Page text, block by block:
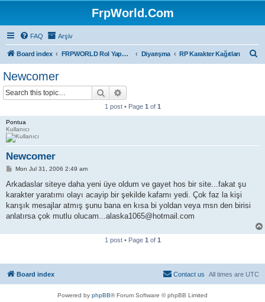
FrpWorld.Com
FAQ Arşiv
Board index FRPWORLD Rol Yapma Oyunları Diyarışma RP Karakter Kağıtları
Newcomer
Search
1 post • Page 1 of 1
Pontua
Kullanıcı
Newcomer
P
s
Mon Jul 31, 2006 2:49 am
Arkadaslar siteye daha yeni üye oldum ve gayet hos bir site...fakat şu
karakter yaratımı olayı acayip bir şekilde kafamı yedi. Çok faz la kişi
karışık mesajlar atmış şunu bana en kısa bi yoldan veya msn den birisi
anlatırsa çok mutlu olucam...alaska1065@hotmail.com
1 post • Page 1 of 1
Board index All times are UTC
Contact us
Powered by phpBB® Forum Software © phpBB Limited